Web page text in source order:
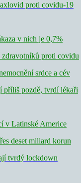
proti covidu-19
v nich je 0,7%
proti covidu
srdce a cév
příliš pozdě, tvrdí lékaři
v Latinské Americe
deset miliard korun
tvrdý lockdown